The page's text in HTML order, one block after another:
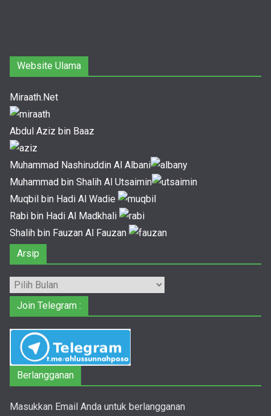
Website Ulama
Miraath.Net
Abdul Aziz bin Baaz
Muhammad Nashiruddin Al Albani
Muhammad bin Shalih Al Utsaimin
Muqbil bin Hadi Al Wadie
Rabi bin Hadi Al Madkhali
Shalih bin Fauzan Al Fauzan
Arsip
Arsip
Join Telegram :
Berlangganan
Masukkan Email Anda untuk berlangganan